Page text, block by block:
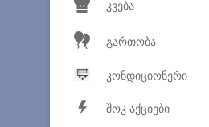
კვება
გართობა
კონდიციონერი
შოკ აქციები